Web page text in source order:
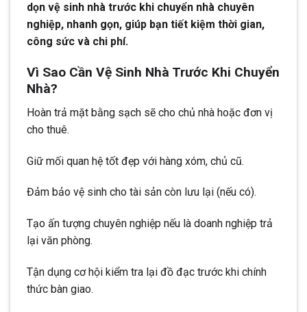
dọn vệ sinh nhà trước khi chuyển nhà chuyên
nghiệp, nhanh gọn, giúp bạn tiết kiệm thời gian,
công sức và chi phí.
Vì Sao Cần Vệ Sinh Nhà Trước Khi Chuyển
Nhà?
Hoàn trả mặt bằng sạch sẽ cho chủ nhà hoặc đơn vị
cho thuê.
Giữ mối quan hệ tốt đẹp với hàng xóm, chủ cũ.
Đảm bảo vệ sinh cho tài sản còn lưu lại (nếu có).
Tạo ấn tượng chuyên nghiệp nếu là doanh nghiệp trả
lại văn phòng.
Tận dụng cơ hội kiểm tra lại đồ đạc trước khi chính
thức bàn giao.